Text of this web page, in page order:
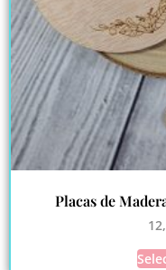
Placas de